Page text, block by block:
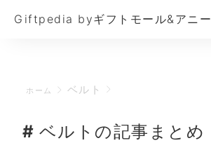
Giftpedia byギフトモール&アニー
ホーム ベルト
ベルトの記事まとめ